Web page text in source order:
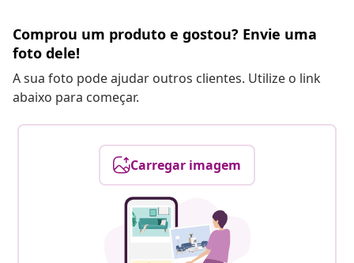
Comprou um produto e gostou? Envie uma
foto dele!
A sua foto pode ajudar outros clientes. Utilize o link
abaixo para começar.
Carregar imagem